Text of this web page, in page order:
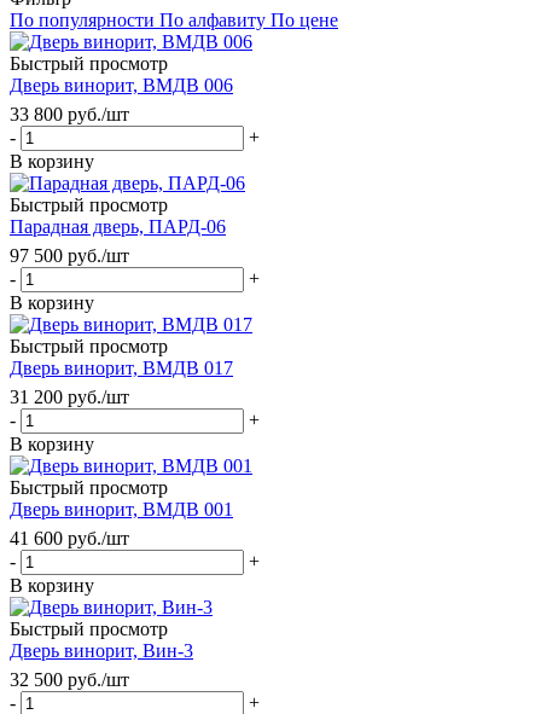
По популярности По алфавиту По цене
Быстрый просмотр
Дверь винорит, ВМДВ 006
33 800 руб./шт
-
+
В корзину
Быстрый просмотр
Парадная дверь, ПАРД-06
97 500 руб./шт
-
+
В корзину
Быстрый просмотр
Дверь винорит, ВМДВ 017
31 200 руб./шт
-
+
В корзину
Быстрый просмотр
Дверь винорит, ВМДВ 001
41 600 руб./шт
-
+
В корзину
Быстрый просмотр
Дверь винорит, Вин-3
32 500 руб./шт
-
+